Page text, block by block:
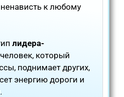
к любому
лидера-
который
поднимает других,
энергию дороги и